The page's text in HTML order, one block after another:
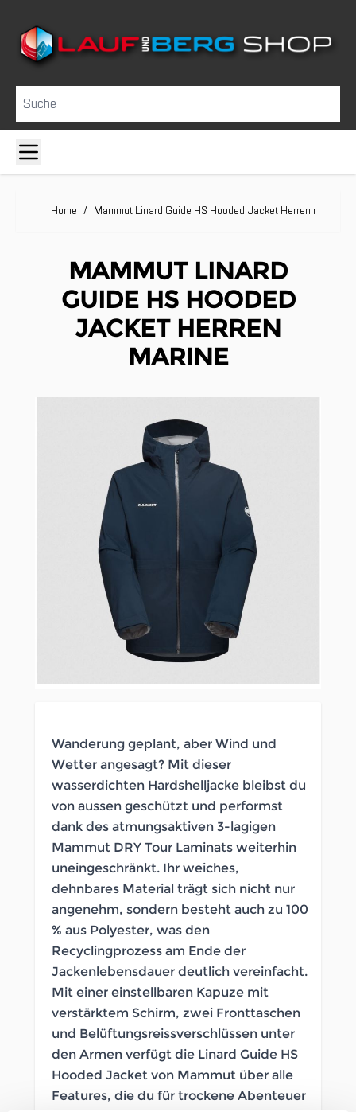
Suche
Home / Mammut Linard Guide HS Hooded Jacket Herren marine
MAMMUT LINARD
GUIDE HS HOODED
JACKET HERREN
MARINE
Wanderung geplant, aber Wind und
Wetter angesagt? Mit dieser
wasserdichten Hardshelljacke bleibst du
von aussen geschützt und performst
dank des atmungsaktiven 3-lagigen
Mammut DRY Tour Laminats weiterhin
uneingeschränkt. Ihr weiches,
dehnbares Material trägt sich nicht nur
angenehm, sondern besteht auch zu 100
% aus Polyester, was den
Recyclingprozess am Ende der
Jackenlebensdauer deutlich vereinfacht.
Mit einer einstellbaren Kapuze mit
verstärktem Schirm, zwei Fronttaschen
und Belüftungsreissverschlüssen unter
den Armen verfügt die Linard Guide HS
Hooded Jacket von Mammut über alle
Features, die du für trockene Abenteuer